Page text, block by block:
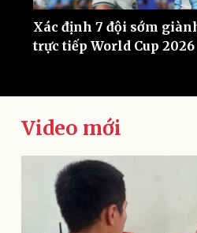
Kinh tế
Bất động sản
Khởi nghiệp
Xác định 7 đội sớm
trực tiếp World Cup 2026
Video mới